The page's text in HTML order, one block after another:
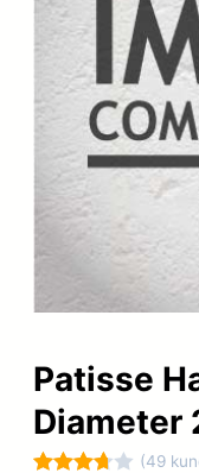
Patisse
Diameter
(49